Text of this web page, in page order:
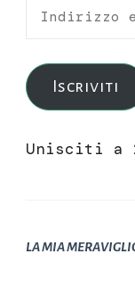
Indirizzo
mail
Iscriviti
Unisciti
LA MIA